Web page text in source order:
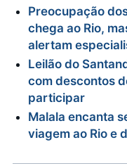
Preocupação
chega ao Rio,
alertam
Leilão do
com descontos
participar
Malala encanta
viagem ao Rio e